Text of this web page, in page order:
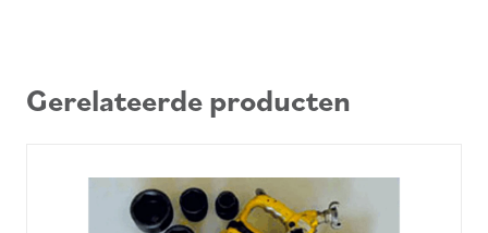
Gerelateerde producten